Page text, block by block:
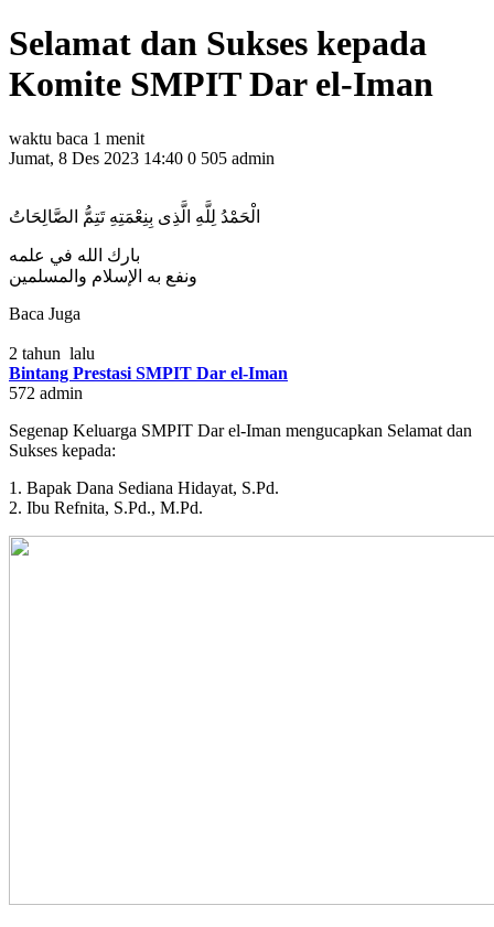
Selamat dan Sukses kepada
Komite SMPIT Dar el-Iman
waktu baca 1 menit
Jumat, 8 Des 2023 14:40 0 505 admin
الْحَمْدُ لِلَّهِ الَّذِى بِنِعْمَتِهِ تَتِمُّ الصَّالِحَاتُ
بارك الله في علمه
ونفع به الإسلام والمسلمين
Baca Juga
2 tahun lalu
Bintang Prestasi SMPIT Dar el-Iman
572 admin
Segenap Keluarga SMPIT Dar el-Iman mengucapkan Selamat dan
Sukses kepada:
1. Bapak Dana Sediana Hidayat, S.Pd.
2. Ibu Refnita, S.Pd., M.Pd.